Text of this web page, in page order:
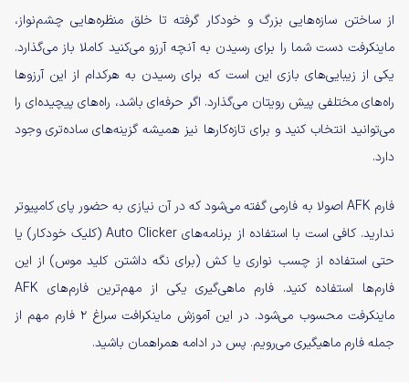
از ساختن سازه‌هایی بزرگ و خودکار گرفته تا خلق منظره‌هایی چشم‌نواز،
ماینکرفت دست شما را برای رسیدن به آنچه آرزو می‌کنید کاملا باز می‌گذارد.
یکی از زیبایی‌های بازی این است که برای رسیدن به هرکدام از این آرزوها
راه‌های مختلفی پیش رویتان می‌گذارد. اگر حرفه‌ای باشد، راه‌های پیچیده‌ای را
می‌توانید انتخاب کنید و برای تازه‌کارها نیز همیشه گزینه‌های ساده‌تری وجود
دارد.
فارم AFK اصولا به فارمی گفته می‌شود که در آن نیازی به حضور پای کامپیوتر
ندارید. کافی است با استفاده از برنامه‌های Auto Clicker (کلیک خودکار) یا
حتی استفاده از چسب نواری یا کش (برای نگه‌ داشتن کلید موس) از این
فارم‌ها استفاده کنید. فارم ماهی‌گیری یکی از مهم‌ترین فارم‌های AFK
ماینکرفت محسوب می‌شود. در این آموزش ماینکرافت سراغ ۲ فارم مهم از
جمله فارم ماهیگیری می‌رویم. پس در ادامه همراهمان باشید.